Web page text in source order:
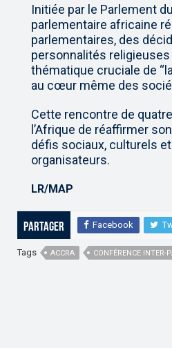
Initiée par le Parlement
parlementaire africaine
parlementaires, des
personnalités
thématique cruciale de
au cœur même des
Cette rencontre de
l’Afrique de réaffirmer
défis sociaux, culturels
organisateurs.
LR/MAP
Partager Facebook
Tags ACCRA CONFÉRENCE INTER-